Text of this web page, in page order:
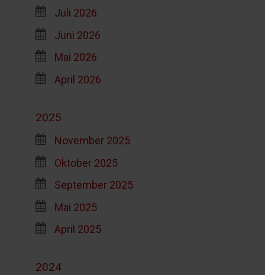
Juli 2026
Juni 2026
Mai 2026
April 2026
2025
November 2025
Oktober 2025
September 2025
Mai 2025
April 2025
2024